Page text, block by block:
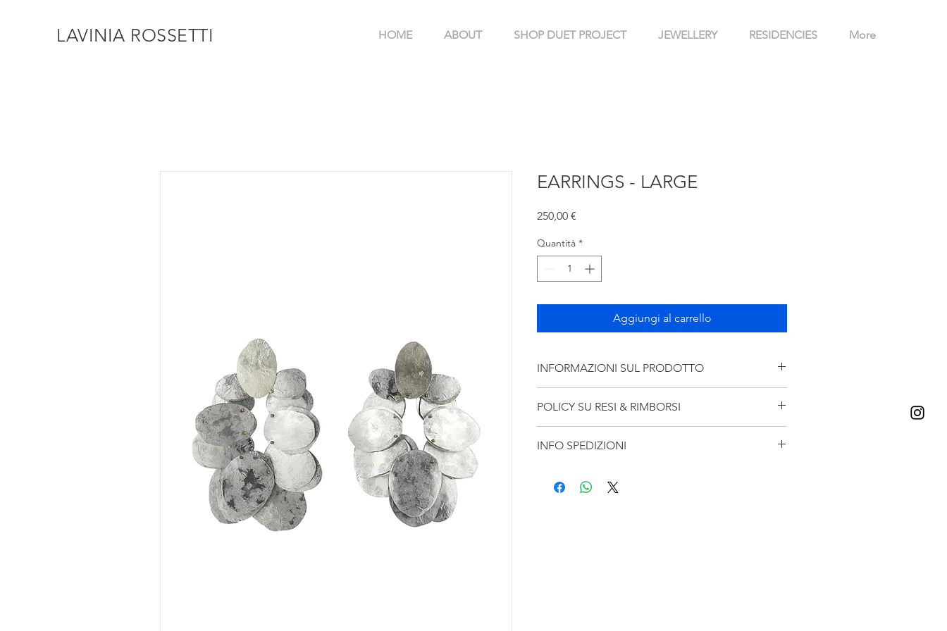
LAVINIA ROSSETTI HOME ABOUT SHOP DUET PROJECT JEWELLERY RESIDENCIES More
EARRINGS - LARGE
250,00 €
Quantità *
Aggiungi al carrello
INFORMAZIONI SUL PRODOTTO
POLICY SU RESI & RIMBORSI
INFO SPEDIZIONI